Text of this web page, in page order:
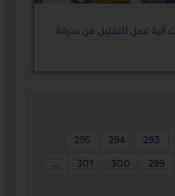
عمل للتقليل من سرقة
293
294
295
299
300
301